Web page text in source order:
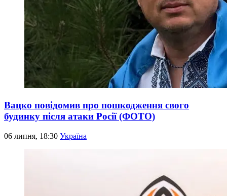
Вацко повідомив про пошкодження свого
будинку після атаки Росії (ФОТО)
06 липня, 18:30 Україна